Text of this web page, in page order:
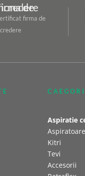
de Incredere
firma de
Aspiratie
Aspiratoare
Kitri
Tevi
Accesorii